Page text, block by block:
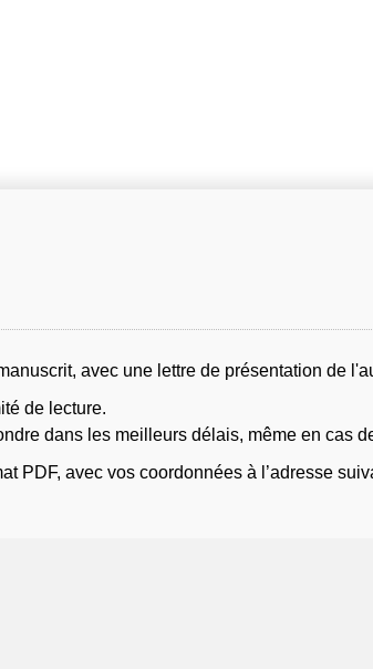
avec une lettre de présentation de
de lecture.
dans les meilleurs délais, même en cas
PDF, avec vos coordonnées à l’adresse